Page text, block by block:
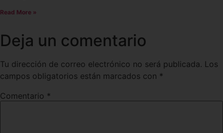
Read More »
Deja un comentario
Tu dirección de correo electrónico no será publicada. Los
campos obligatorios están marcados con *
Comentario *